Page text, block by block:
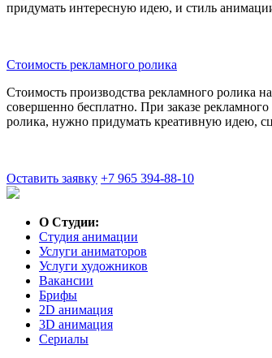
придумать интересную идею, и стиль
Стоимость рекламного ролика
Стоимость производства рекламного ролика
совершенно бесплатно. При заказе
ролика, нужно придумать креативную идею,
Оставить заявку +7 965 394-88-10
О Студии:
Студия анимации
Услуги аниматоров
Услуги художников
Вакансии
Брифы
2D анимация
3D анимация
Сериалы